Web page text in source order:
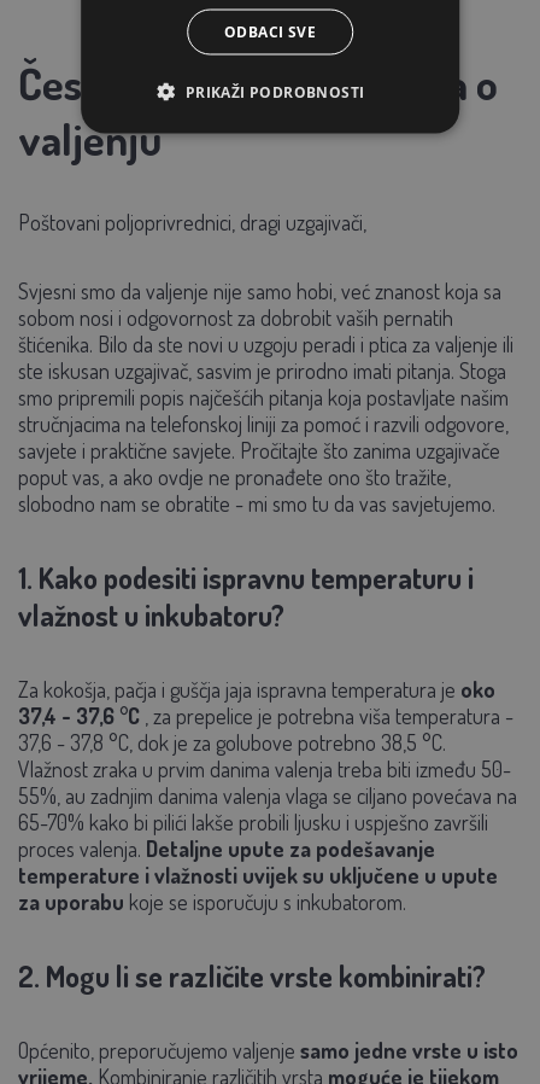
Često postavljana pitanja o
valjenju
Poštovani poljoprivrednici, dragi uzgajivači,
Svjesni smo da valjenje nije samo hobi, već znanost koja sa
sobom nosi i odgovornost za dobrobit vaših pernatih
štićenika. Bilo da ste novi u uzgoju peradi i ptica za valjenje ili
ste iskusan uzgajivač, sasvim je prirodno imati pitanja. Stoga
smo pripremili popis najčešćih pitanja koja postavljate našim
stručnjacima na telefonskoj liniji za pomoć i razvili odgovore,
savjete i praktične savjete. Pročitajte što zanima uzgajivače
poput vas, a ako ovdje ne pronađete ono što tražite,
slobodno nam se obratite - mi smo tu da vas savjetujemo.
1. Kako podesiti ispravnu temperaturu i
vlažnost u inkubatoru?
Za kokošja, pačja i guščja jaja ispravna temperatura je oko
37,4 - 37,6 °C , za prepelice je potrebna viša temperatura -
37,6 - 37,8 °C, dok je za golubove potrebno 38,5 °C.
Vlažnost zraka u prvim danima valenja treba biti između 50-
55%, au zadnjim danima valenja vlaga se ciljano povećava na
65-70% kako bi pilići lakše probili ljusku i uspješno završili
proces valenja. Detaljne upute za podešavanje
temperature i vlažnosti uvijek su uključene u upute
za uporabu koje se isporučuju s inkubatorom.
2. Mogu li se različite vrste kombinirati?
Općenito, preporučujemo valjenje samo jedne vrste u isto
vrijeme. Kombiniranje različitih vrsta moguće je tijekom
ODBACI SVE
PRIKAŽI PODROBNOSTI